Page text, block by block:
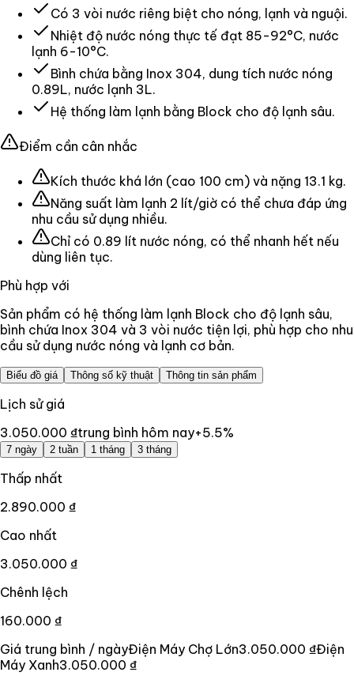
Có 3 vòi nước riêng biệt cho nóng, lạnh và nguội.
Nhiệt độ nước nóng thực tế đạt 85-92°C, nước
lạnh 6-10°C.
Bình chứa bằng Inox 304, dung tích nước nóng
0.89L, nước lạnh 3L.
Hệ thống làm lạnh bằng Block cho độ lạnh sâu.
Điểm cần cân nhắc
Kích thước khá lớn (cao 100 cm) và nặng 13.1 kg.
Năng suất làm lạnh 2 lít/giờ có thể chưa đáp ứng
nhu cầu sử dụng nhiều.
Chỉ có 0.89 lít nước nóng, có thể nhanh hết nếu
dùng liên tục.
Phù hợp với
Sản phẩm có hệ thống làm lạnh Block cho độ lạnh sâu,
bình chứa Inox 304 và 3 vòi nước tiện lợi, phù hợp cho nhu
cầu sử dụng nước nóng và lạnh cơ bản.
Biểu đồ giá Thông số kỹ thuật Thông tin sản phẩm
Lịch sử giá
3.050.000 ₫trung bình hôm nay+5.5%
7 ngày 2 tuần 1 tháng 3 tháng
Thấp nhất
2.890.000 ₫
Cao nhất
3.050.000 ₫
Chênh lệch
160.000 ₫
Giá trung bình / ngàyĐiện Máy Chợ Lớn3.050.000 ₫Điện
Máy Xanh3.050.000 ₫